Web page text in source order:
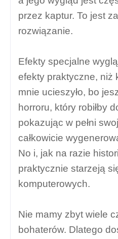
przez kaptur. To jest
rozwiązanie.
Efekty specjalne
efekty praktyczne, niż
mnie ucieszyło, bo
horroru, który robiłby
pokazując w pełni
całkowicie
No i, jak na razie
praktycznie starzeją
komputerowych.
Nie mamy zbyt wiele
bohaterów. Dlatego